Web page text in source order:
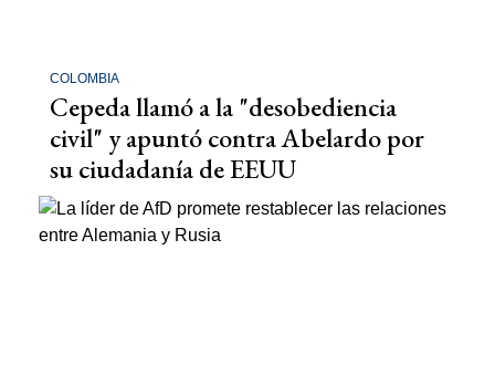
COLOMBIA
Cepeda llamó a la "desobediencia
civil" y apuntó contra Abelardo por
su ciudadanía de EEUU